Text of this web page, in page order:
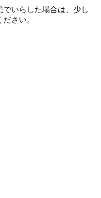
いらした場合は、少し
さい。